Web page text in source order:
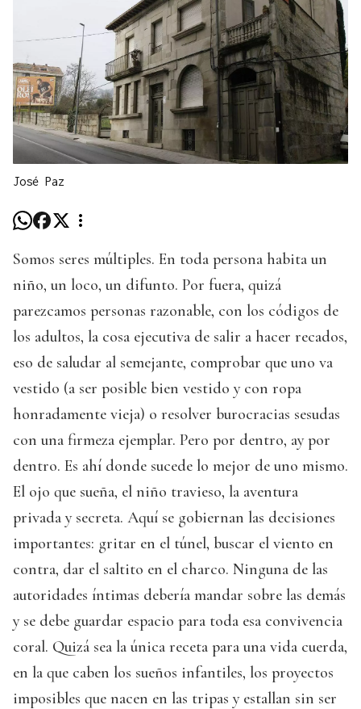
José Paz
Somos seres múltiples. En toda persona habita un
niño, un loco, un difunto. Por fuera, quizá
parezcamos personas razonable, con los códigos de
los adultos, la cosa ejecutiva de salir a hacer recados,
eso de saludar al semejante, comprobar que uno va
vestido (a ser posible bien vestido y con ropa
honradamente vieja) o resolver burocracias sesudas
con una firmeza ejemplar. Pero por dentro, ay por
dentro. Es ahí donde sucede lo mejor de uno mismo.
El ojo que sueña, el niño travieso, la aventura
privada y secreta. Aquí se gobiernan las decisiones
importantes: gritar en el túnel, buscar el viento en
contra, dar el saltito en el charco. Ninguna de las
autoridades íntimas debería mandar sobre las demás
y se debe guardar espacio para toda esa convivencia
coral. Quizá sea la única receta para una vida cuerda,
en la que caben los sueños infantiles, los proyectos
imposibles que nacen en las tripas y estallan sin ser